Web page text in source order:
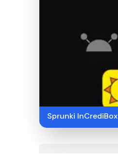
Sprunki InCrediBox